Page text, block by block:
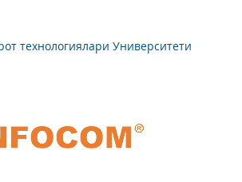
технологиялари Университети